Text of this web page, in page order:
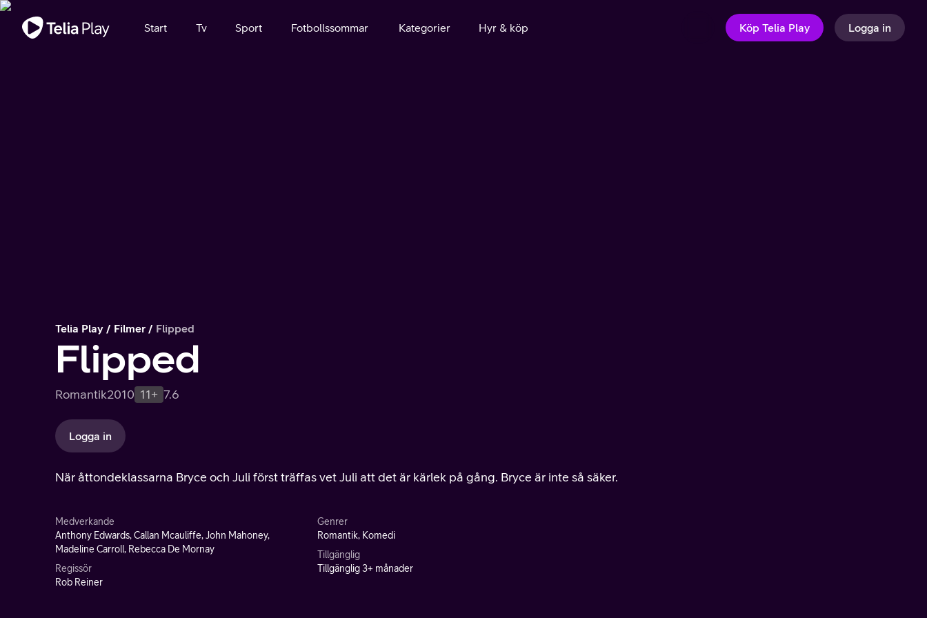
Viktigt meddelande
Start Tv Sport Fotbollssommar Kategorier Hyr & köp Köp Telia Play Logga in
Telia Play Filmer Flipped
Flipped
Romantik2010 11+ 7.6
Logga in
När åttondeklassarna Bryce och Juli först träffas vet Juli att det är kärlek på gång. Bryce är inte så säker.
Medverkande
Anthony Edwards, Callan Mcauliffe, John Mahoney,
Madeline Carroll, Rebecca De Mornay
Regissör
Rob Reiner
Genrer
Romantik, Komedi
Tillgänglig
Tillgänglig 3+ månader